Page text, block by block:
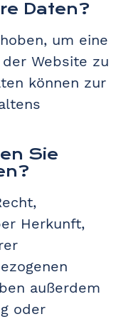
Daten?
um eine
Website zu
können zur
Sie
Herkunft,
außerdem
oder